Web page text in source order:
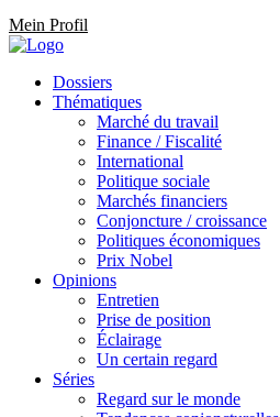
Mein Profil
Dossiers
Thématiques
Marché du travail
Finance / Fiscalité
International
Politique sociale
Marchés financiers
Conjoncture / croissance
Politiques économiques
Prix Nobel
Opinions
Entretien
Prise de position
Éclairage
Un certain regard
Séries
Regard sur le monde